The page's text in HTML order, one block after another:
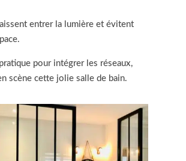
entrer la lumière et évitent
pour intégrer les réseaux,
scène cette jolie salle de bain.